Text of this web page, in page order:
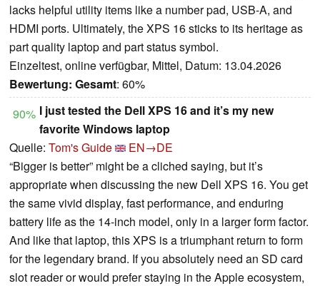
lacks helpful utility items like a number pad, USB-A, and
HDMI ports. Ultimately, the XPS 16 sticks to its heritage as
part quality laptop and part status symbol.
Einzeltest, online verfügbar, Mittel, Datum: 13.04.2026
Bewertung: Gesamt: 60%
90% I just tested the Dell XPS 16 and it’s my new
favorite Windows laptop
Quelle: Tom's Guide
EN→DE
“Bigger is better” might be a cliched saying, but it’s
appropriate when discussing the new Dell XPS 16. You get
the same vivid display, fast performance, and enduring
battery life as the 14-inch model, only in a larger form factor.
And like that laptop, this XPS is a triumphant return to form
for the legendary brand. If you absolutely need an SD card
slot reader or would prefer staying in the Apple ecosystem,